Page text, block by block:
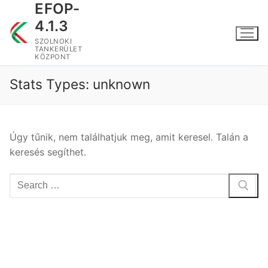
tartalomra
EFOP-
4.1.3
SZOLNOKI
TANKERÜLET
KÖZPONT
Stats Types: unknown
Úgy tűnik, nem találhatjuk meg, amit keresel. Talán a
keresés segíthet.
Keresése: